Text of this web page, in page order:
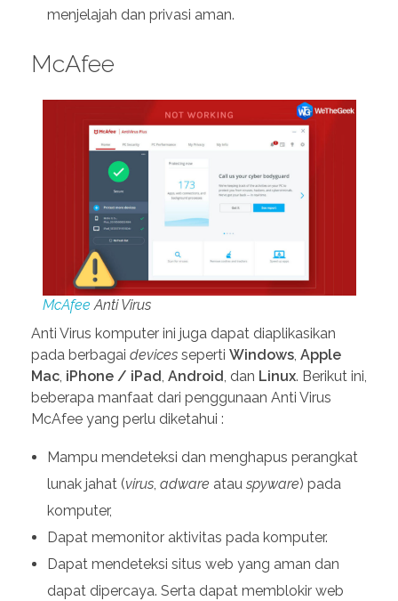
menjelajah dan privasi aman.
McAfee
McAfeeAnti Virus
Anti Virus komputer ini juga dapat diaplikasikan
pada berbagai devices seperti Windows, Apple
Mac, iPhone / iPad, Android, dan Linux. Berikut ini,
beberapa manfaat dari penggunaan Anti Virus
McAfee yang perlu diketahui :
Mampu mendeteksi dan menghapus perangkat
lunak jahat (virus, adware atau spyware) pada
komputer,
Dapat memonitor aktivitas pada komputer.
Dapat mendeteksi situs web yang aman dan
dapat dipercaya. Serta dapat memblokir web